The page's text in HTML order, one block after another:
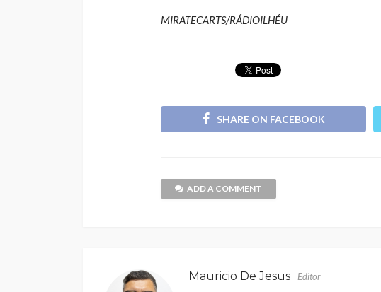
MIRATECARTS/RÁDIOILHÉU
SHARE ON FACEBOOK
ADD A COMMENT
Mauricio De Jesus Editor